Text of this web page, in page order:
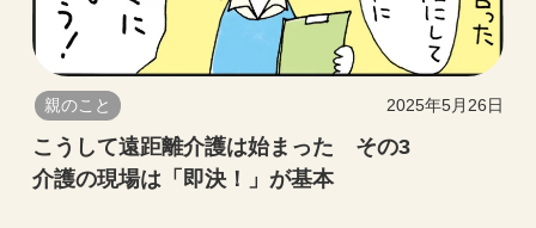
親のこと 2025年5月26日
こうして遠距離介護は始まった その3
介護の現場は「即決！」が基本